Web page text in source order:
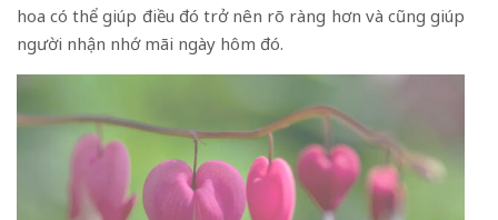
hoa có thể giúp điều đó trở nên rõ ràng hơn và cũng giúp
người nhận nhớ mãi ngày hôm đó.